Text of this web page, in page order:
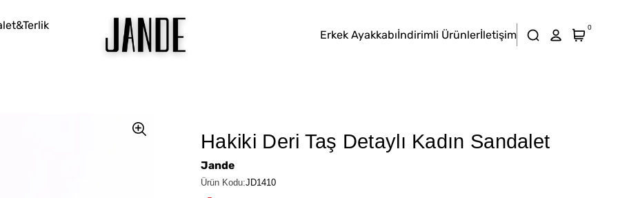
Erkek Ayakkabıİndirimli Ürünlerİletişim
0
Hakiki Deri Taş Detaylı Kadın Sandalet
Jande
Ürün Kodu:JD1410